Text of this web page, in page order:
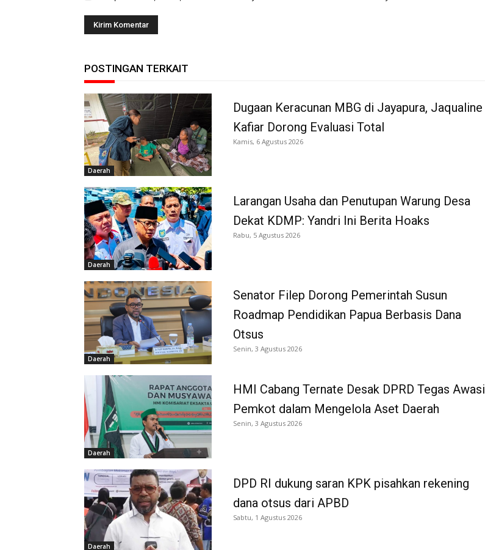
POSTINGAN TERKAIT
Daerah
Dugaan Keracunan MBG di Jayapura, Jaqualine
Kafiar Dorong Evaluasi Total
Kamis, 6 Agustus 2026
Daerah
Larangan Usaha dan Penutupan Warung Desa
Dekat KDMP: Yandri Ini Berita Hoaks
Rabu, 5 Agustus 2026
Daerah
Senator Filep Dorong Pemerintah Susun
Roadmap Pendidikan Papua Berbasis Dana
Otsus
Senin, 3 Agustus 2026
Daerah
HMI Cabang Ternate Desak DPRD Tegas Awasi
Pemkot dalam Mengelola Aset Daerah
Senin, 3 Agustus 2026
Daerah
DPD RI dukung saran KPK pisahkan rekening
dana otsus dari APBD
Sabtu, 1 Agustus 2026